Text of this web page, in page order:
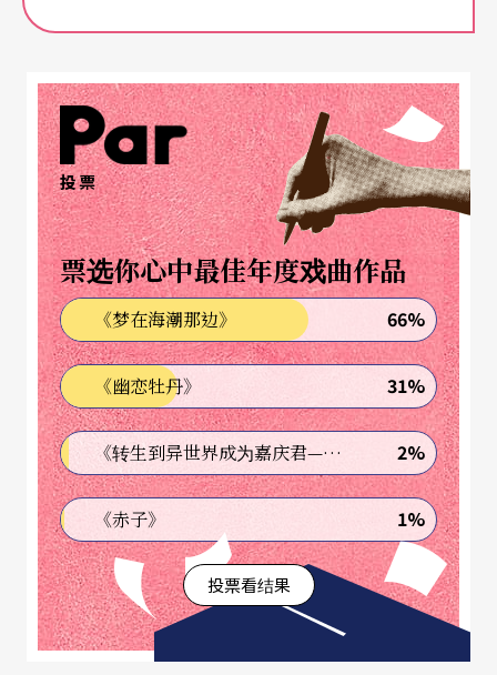
机制的咨询关系，环绕著如何让演出正式完成、如
明确，但这种「明确」并不代表在策略上就相对成
熟、精准，「权威性」更是常被挑战，社团很多时
候是针对社内「经营方向」进行最大公约数的尝试
与摸索。
指导老师与校方间的认知整理
尝试与摸索，常肇于彼此双方差异的感知与整理
上。
一开始与明伦高中戏剧社接触，首先有感的是校风
的区别。华侨高中戏剧社指导老师是由国立台湾艺
术大学戏剧学系学生担任，依系上所学，制定标准
戏剧社课内容，教授关系已定型；明伦高中戏剧社
当时的指导老师是由校内有兴趣的教职员来兼任，
若无人兼任，社团活动每周就以学生自行分组即兴
投票
票选你心中最佳年度戏曲作品
《梦在海潮那边》 66%
《幽恋牡丹》 31%
《转生到异世界成为嘉庆君—发现我的祖先是诈骗集团!?》 2%
《赤子》 1%
投票看结果